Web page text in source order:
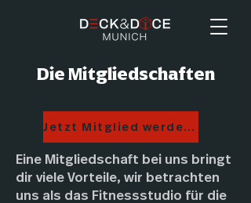
Die Mitgliedschaften
Jetzt Mitglied werden!
Eine Mitgliedschaft bei uns bringt
dir viele Vorteile, wir betrachten
uns als das Fitnessstudio für die